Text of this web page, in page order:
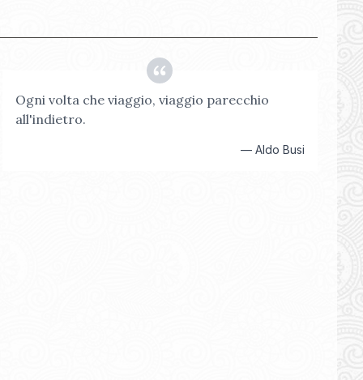
Ogni volta che viaggio, viaggio parecchio
all'indietro.
— Aldo Busi